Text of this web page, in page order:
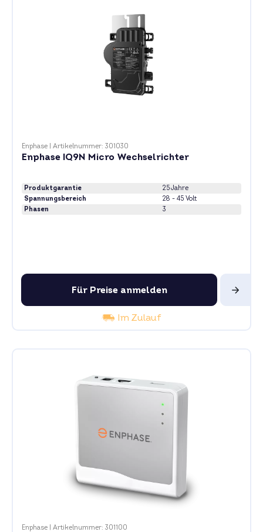
Enphase Artikelnummer: 301030
Enphase IQ9N Micro Wechselrichter
Produktgarantie
25 Jahre
Spannungsbereich
28 - 45 Volt
Phasen
3
Für Preise anmelden
Im Zulauf
Enphase Artikelnummer: 301100